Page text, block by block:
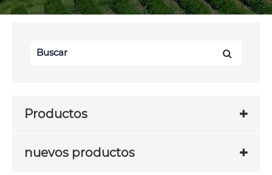
Productos
nuevos productos